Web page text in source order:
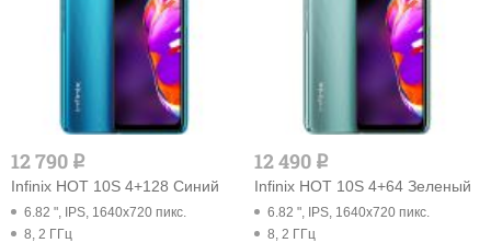
12 790 q
Infinix HOT 10S 4+128 Синий
6.82 ", IPS, 1640x720 пикс.
8, 2 ГГц
12 490 q
Infinix HOT 10S 4+64 Зеленый
6.82 ", IPS, 1640x720 пикс.
8, 2 ГГц